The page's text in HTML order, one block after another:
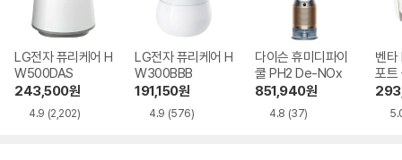
LG전자 퓨리케어 H
W500DAS
243,500원
4.9 (2,202)
LG전자 퓨리케어 H
W300BBB
191,150원
4.9 (576)
다이슨 휴미디파이
쿨 PH2 De-NOx
851,940원
4.8 (37)
벤
포트